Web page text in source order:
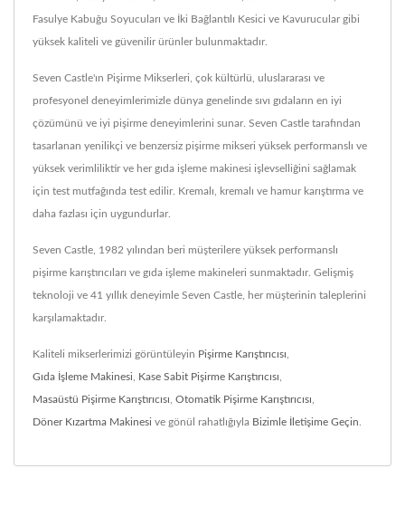
Fasulye Kabuğu Soyucuları ve İki Bağlantılı Kesici ve Kavurucular gibi
yüksek kaliteli ve güvenilir ürünler bulunmaktadır.
Seven Castle'ın Pişirme Mikserleri, çok kültürlü, uluslararası ve
profesyonel deneyimlerimizle dünya genelinde sıvı gıdaların en iyi
çözümünü ve iyi pişirme deneyimlerini sunar. Seven Castle tarafından
tasarlanan yenilikçi ve benzersiz pişirme mikseri yüksek performanslı ve
yüksek verimliliktir ve her gıda işleme makinesi işlevselliğini sağlamak
için test mutfağında test edilir. Kremalı, kremalı ve hamur karıştırma ve
daha fazlası için uygundurlar.
Seven Castle, 1982 yılından beri müşterilere yüksek performanslı
pişirme karıştırıcıları ve gıda işleme makineleri sunmaktadır. Gelişmiş
teknoloji ve 41 yıllık deneyimle Seven Castle, her müşterinin taleplerini
karşılamaktadır.
Kaliteli mikserlerimizi görüntüleyin Pişirme Karıştırıcısı
Gıda İşleme Makinesi Kase Sabit Pişirme Karıştırıcısı
Masaüstü Pişirme Karıştırıcısı Otomatik Pişirme Karıştırıcısı
Döner Kızartma Makinesi ve gönül rahatlığıyla Bizimle İletişime Geçin